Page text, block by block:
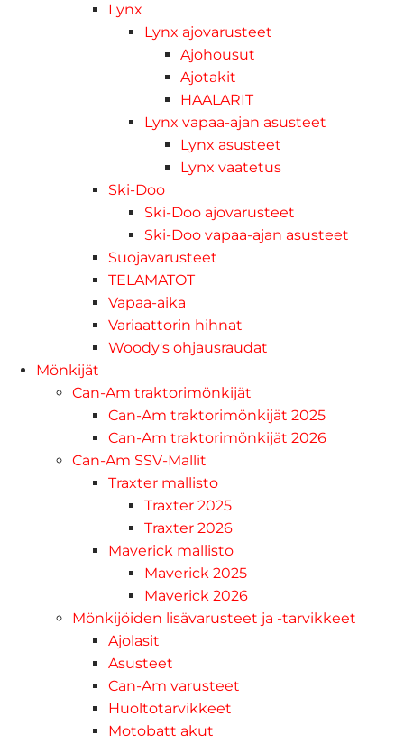
Lynx
Lynx ajovarusteet
Ajohousut
Ajotakit
HAALARIT
Lynx vapaa-ajan asusteet
Lynx asusteet
Lynx vaatetus
Ski-Doo
Ski-Doo ajovarusteet
Ski-Doo vapaa-ajan asusteet
Suojavarusteet
TELAMATOT
Vapaa-aika
Variaattorin hihnat
Woody's ohjausraudat
Mönkijät
Can-Am traktorimönkijät
Can-Am traktorimönkijät 2025
Can-Am traktorimönkijät 2026
Can-Am SSV-Mallit
Traxter mallisto
Traxter 2025
Traxter 2026
Maverick mallisto
Maverick 2025
Maverick 2026
Mönkijöiden lisävarusteet ja -tarvikkeet
Ajolasit
Asusteet
Can-Am varusteet
Huoltotarvikkeet
Motobatt akut